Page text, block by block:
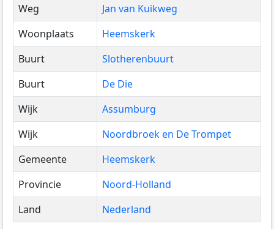
Weg
Jan van Kuikweg
Woonplaats
Heemskerk
Buurt
Slotherenbuurt
Buurt
De Die
Wijk
Assumburg
Wijk
Noordbroek en De Trompet
Gemeente
Heemskerk
Provincie
Noord-Holland
Land
Nederland